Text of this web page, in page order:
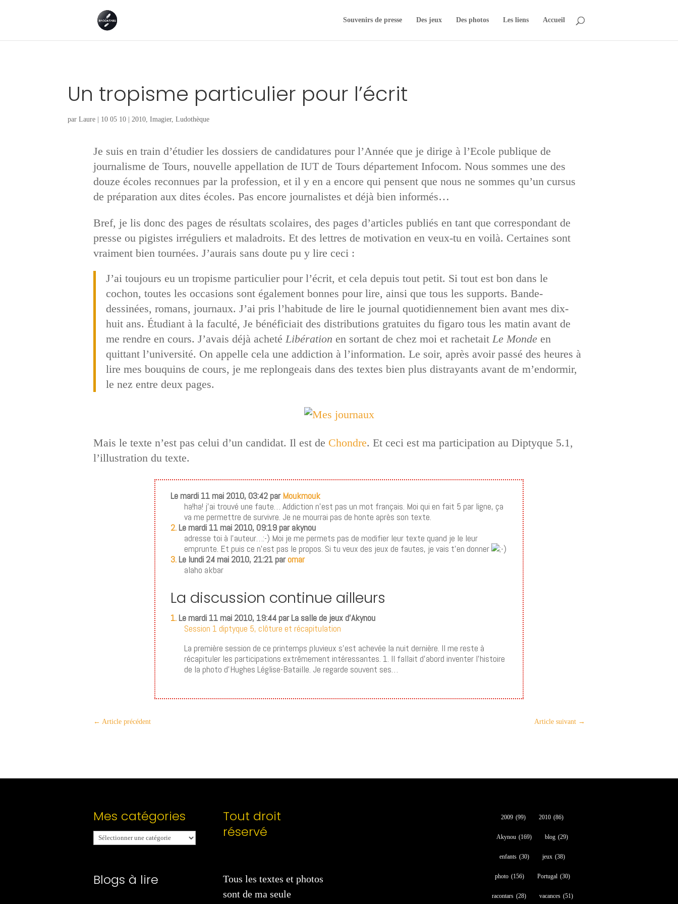
Souvenirs de presse Des jeux Des photos Les liens Accueil
Un tropisme particulier pour l’écrit
parLaure | 10 05 10 | 2010 ,Imagier,Ludothèque
Je suis en train d’étudier les dossiers de candidatures pour l’Année que je dirige à l’Ecole publique de
journalisme de Tours, nouvelle appellation de IUT de Tours département Infocom. Nous sommes une des
douze écoles reconnues par la profession, et il y en a encore qui pensent que nous ne sommes qu’un cursus
de préparation aux dites écoles. Pas encore journalistes et déjà bien informés…
Bref, je lis donc des pages de résultats scolaires, des pages d’articles publiés en tant que correspondant de
presse ou pigistes irréguliers et maladroits. Et des lettres de motivation en veux-tu en voilà. Certaines sont
vraiment bien tournées. J’aurais sans doute pu y lire ceci :
J’ai toujours eu un tropisme particulier pour l’écrit, et cela depuis tout petit. Si tout est bon dans le
cochon, toutes les occasions sont également bonnes pour lire, ainsi que tous les supports. Bande-
dessinées, romans, journaux. J’ai pris l’habitude de lire le journal quotidiennement bien avant mes dix-
huit ans. Étudiant à la faculté, Je bénéficiait des distributions gratuites du figaro tous les matin avant de
me rendre en cours. J’avais déjà acheté Libération en sortant de chez moi et rachetait Le Mondeen
quittant l’université. On appelle cela une addiction à l’information. Le soir, après avoir passé des heures à
lire mes bouquins de cours, je me replongeais dans des textes bien plus distrayants avant de m’endormir,
le nez entre deux pages.
Mais le texte n’est pas celui d’un candidat. Il est de Chondre. Et ceci est ma participation au Diptyque 5.1,
l’illustration du texte.
Le mardi 11 mai 2010, 03:42 parMoukmouk
ha!ha! j’ai trouvé une faute… Addiction n’est pas un mot français. Moi qui en fait 5 par ligne, ça
va me permettre de survivre. Je ne mourrai pas de honte après son texte.
2. Le mardi 11 mai 2010, 09:19 par akynou
adresse toi à l’auteur…:-) Moi je me permets pas de modifier leur texte quand je le leur
emprunte. Et puis ce n’est pas le propos. Si tu veux des jeux de fautes, je vais t’en donner
3. Le lundi 24 mai 2010, 21:21 paromar
alaho akbar
La discussion continue ailleurs
1. Le mardi 11 mai 2010, 19:44 par La salle de jeux d’Akynou
Session 1 diptyque 5, clôture et récapitulation
La première session de ce printemps pluvieux s’est achevée la nuit dernière. Il me reste à
récapituler les participations extrêmement intéressantes. 1. Il fallait d’abord inventer l’histoire
de la photo d’Hughes Léglise-Bataille. Je regarde souvent ses…
← Article précédent Article suivant→
Mes catégories
Mes
catégories
Blogs à lire
Tout droit
réservé
Tous les textes et photos
sont de ma seule
2009 (99) 2010 (86)
Akynou (169) blog (29)
enfants (30) jeux (38)
photo (156) Portugal (30)
racontars (28) vacances (51)